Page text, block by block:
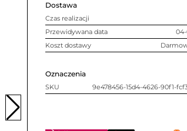
Dostawa
Czas realizacji
Przewidywana data
Koszt dostawy
Oznaczenia
SKU 9e478456-15d4-4626-90f1-